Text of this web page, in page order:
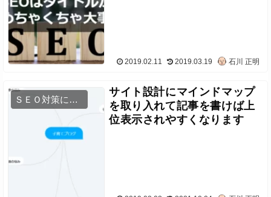
2019.02.11 2019.03.19 石川 正明
ＳＥＯ対策について
サイト設計にマインドマップ
を取り入れて記事を書けば上
位表示されやすくなります